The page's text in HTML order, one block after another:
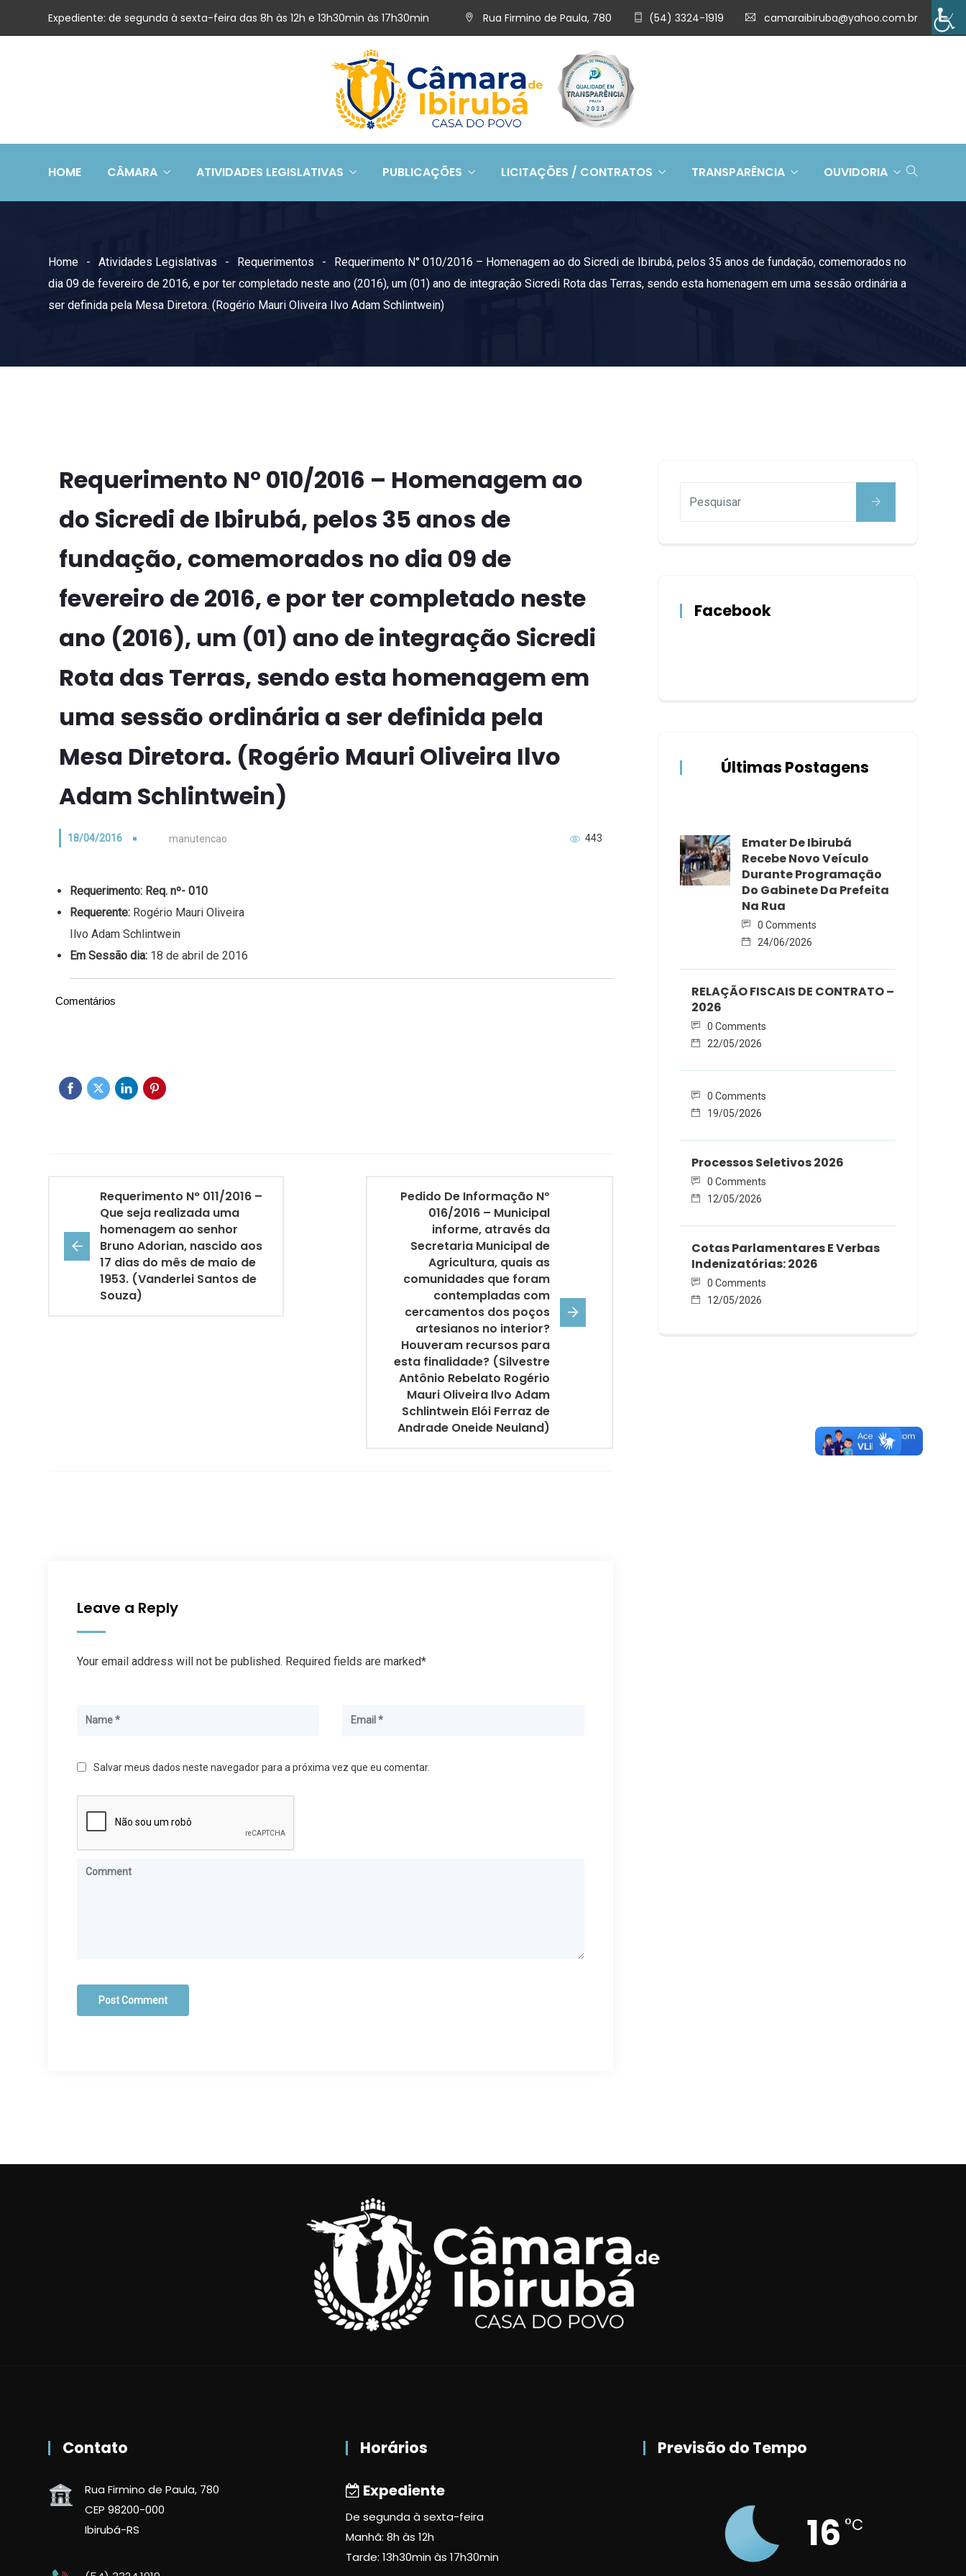
Expediente: de segunda à sexta-feira das 8h às 12h e 13h30min às 17h30min Rua Firmino de Paula, 780 (54) 3324-1919 camaraibiruba@yahoo.com.br
HOME CÂMARA ATIVIDADES LEGISLATIVAS PUBLICAÇÕES LICITAÇÕES / CONTRATOS TRANSPARÊNCIA OUVIDORIA
Home Atividades Legislativas Requerimentos
Requerimento N° 010/2016 – Homenagem ao do Sicredi de Ibirubá, pelos 35 anos de fundação, comemorados no
dia 09 de fevereiro de 2016, e por ter completado neste ano (2016), um (01) ano de integração Sicredi Rota das Terras, sendo esta homenagem em uma sessão ordinária a
ser definida pela Mesa Diretora. (Rogério Mauri Oliveira Ilvo Adam Schlintwein)
Requerimento N° 010/2016 – Homenagem ao
do Sicredi de Ibirubá, pelos 35 anos de
fundação, comemorados no dia 09 de
fevereiro de 2016, e por ter completado neste
ano (2016), um (01) ano de integração Sicredi
Rota das Terras, sendo esta homenagem em
uma sessão ordinária a ser definida pela
Mesa Diretora. (Rogério Mauri Oliveira Ilvo
Adam Schlintwein)
18/04/2016 manutencao 443
Requerimento: Req. nº- 010
Requerente: Rogério Mauri Oliveira
Ilvo Adam Schlintwein
Em Sessão dia: 18 de abril de 2016
Comentários
Requerimento N° 011/2016 –
Que seja realizada uma
homenagem ao senhor
Bruno Adorian, nascido aos
17 dias do mês de maio de
1953. (Vanderlei Santos de
Souza)
Pedido De Informação Nº
016/2016 – Municipal
informe, através da
Secretaria Municipal de
Agricultura, quais as
comunidades que foram
contempladas com
cercamentos dos poços
artesianos no interior?
Houveram recursos para
esta finalidade? (Silvestre
Antônio Rebelato Rogério
Mauri Oliveira Ilvo Adam
Schlintwein Elói Ferraz de
Andrade Oneide Neuland)
Leave a Reply
Your email address will not be published. Required fields are marked*
Salvar meus dados neste navegador para a próxima vez que eu comentar.
Facebook
Últimas Postagens
Emater De Ibirubá
Recebe Novo Veículo
Durante Programação
Do Gabinete Da Prefeita
Na Rua
0 Comments
24/06/2026
RELAÇÃO FISCAIS DE CONTRATO –
2026
0 Comments
22/05/2026
0 Comments
19/05/2026
Processos Seletivos 2026
0 Comments
12/05/2026
Cotas Parlamentares E Verbas
Indenizatórias: 2026
0 Comments
12/05/2026
Contato
Rua Firmino de Paula, 780
CEP 98200-000
Ibirubá-RS
Horários
Expediente
De segunda à sexta-feira
Manhã: 8h às 12h
Tarde: 13h30min às 17h30min
Previsão do Tempo
16 °C